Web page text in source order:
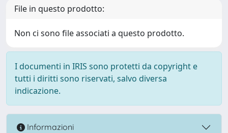
File in questo prodotto:
Non ci sono file associati a questo prodotto.
I documenti in IRIS sono protetti da copyright e
tutti i diritti sono riservati, salvo diversa
indicazione.
Informazioni